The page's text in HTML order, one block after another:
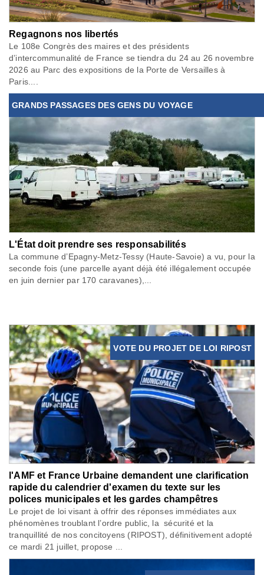
Regagnons nos libertés
Le 108e Congrès des maires et des présidents
d’intercommunalité de France se tiendra du 24 au 26 novembre
2026 au Parc des expositions de la Porte de Versailles à
Paris....
GRANDS PASSAGES DES GENS DU VOYAGE
L'État doit prendre ses responsabilités
La commune d’Epagny-Metz-Tessy (Haute-Savoie) a vu, pour la
seconde fois (une parcelle ayant déjà été illégalement occupée
en juin dernier par 170 caravanes),...
VOTE DU PROJET DE LOI RIPOST
l'AMF et France Urbaine demandent une clarification
rapide du calendrier d'examen du texte sur les
polices municipales et les gardes champêtres
Le projet de loi visant à offrir des réponses immédiates aux
phénomènes troublant l’ordre public, la sécurité et la
tranquillité de nos concitoyens (RIPOST), définitivement adopté
ce mardi 21 juillet, propose ...